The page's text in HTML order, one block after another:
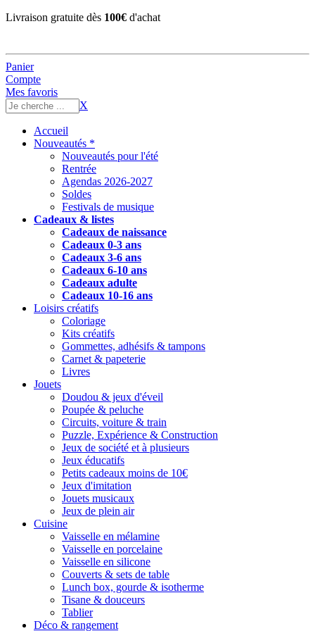
Livraison gratuite dès 100€ d'achat
Panier
Compte
Mes favoris
X
Accueil
Nouveautés *
Nouveautés pour l'été
Rentrée
Agendas 2026-2027
Soldes
Festivals de musique
Cadeaux & listes
Cadeaux de naissance
Cadeaux 0-3 ans
Cadeaux 3-6 ans
Cadeaux 6-10 ans
Cadeaux adulte
Cadeaux 10-16 ans
Loisirs créatifs
Coloriage
Kits créatifs
Gommettes, adhésifs & tampons
Carnet & papeterie
Livres
Jouets
Doudou & jeux d'éveil
Poupée & peluche
Circuits, voiture & train
Puzzle, Expérience & Construction
Jeux de société et à plusieurs
Jeux éducatifs
Petits cadeaux moins de 10€
Jeux d'imitation
Jouets musicaux
Jeux de plein air
Cuisine
Vaisselle en mélamine
Vaisselle en porcelaine
Vaisselle en silicone
Couverts & sets de table
Lunch box, gourde & isotherme
Tisane & douceurs
Tablier
Déco & rangement